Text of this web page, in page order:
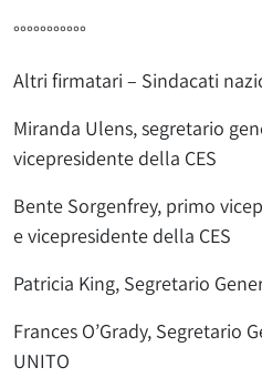
°°°°°°°°°°°
Altri firmatari – Sindacati
Miranda Ulens, segretario
vicepresidente della CES
Bente Sorgenfrey, primo
e vicepresidente della CES
Patricia King, Segretario
Frances O’Grady, Segretario
UNITO